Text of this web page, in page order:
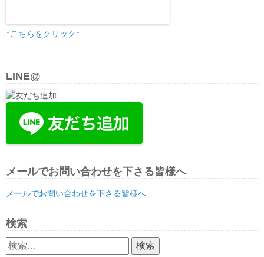
↑こちらをクリック↑
LINE@
メールでお問い合わせを下さる皆様へ
メールでお問い合わせを下さる皆様へ
検索
検
索: